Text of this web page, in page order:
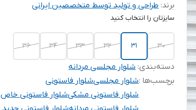
برند: طراحی و تولید توسط متخصصین ایرانی
سایزتان را انتخاب کنید
30
31
32
33
34
36
دسته‌بندی:شلوار مجلسی مردانه
برچسب‌ها :شلوار مجلسیشلوار فاستونی
شلوار فاستونی مشکیشلوار فاستونی خاص